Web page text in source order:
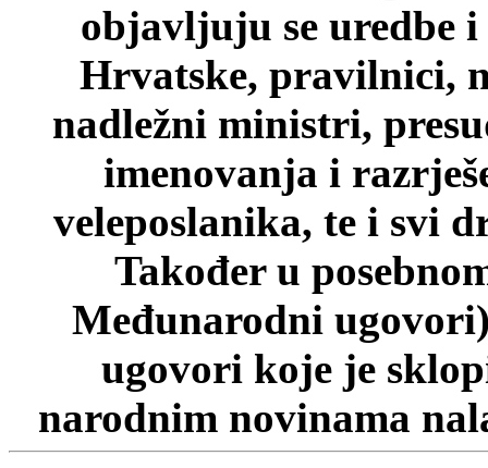
objavljuju se uredbe
Hrvatske, pravilnici,
nadležni ministri,
imenovanja i
veleposlanika, te i svi
Također u
Međunarodni
ugovori koje je
narodnim novinama